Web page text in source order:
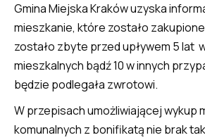
Gmina Miejska Kraków uzyska
mieszkanie, które zostało
zostało zbyte przed upływem 5 lat
mieszkalnych bądź 10 w innych
będzie podlegała zwrotowi.
W przepisach umożliwiającej wykup
komunalnych z bonifikatą nie brak